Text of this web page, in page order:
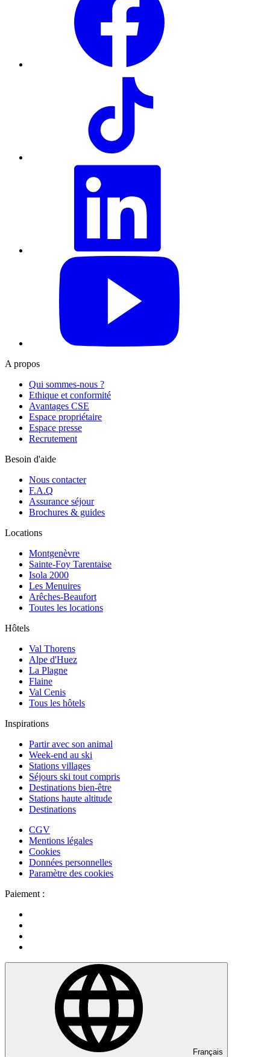
A propos
Qui sommes-nous ?
Ethique et conformité
Avantages CSE
Espace propriétaire
Espace presse
Recrutement
Besoin d'aide
Nous contacter
F.A.Q
Assurance séjour
Brochures & guides
Locations
Montgenèvre
Sainte-Foy Tarentaise
Isola 2000
Les Menuires
Arêches-Beaufort
Toutes les locations
Hôtels
Val Thorens
Alpe d'Huez
La Plagne
Flaine
Val Cenis
Tous les hôtels
Inspirations
Partir avec son animal
Week-end au ski
Stations villages
Séjours ski tout compris
Destinations bien-être
Stations haute altitude
Destinations
CGV
Mentions légales
Cookies
Données personnelles
Paramètre des cookies
Paiement :
Français